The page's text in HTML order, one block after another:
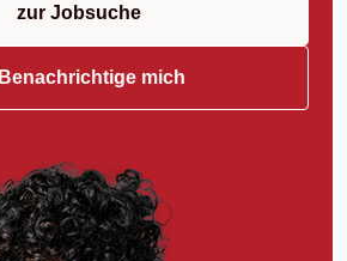
zur Jobsuche
Benachrichtige mich